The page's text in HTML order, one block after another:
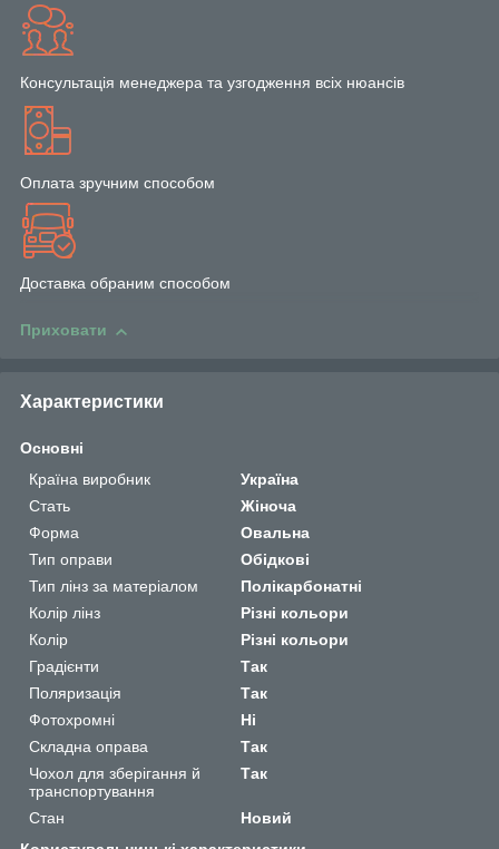
Консультація менеджера та узгодження всіх нюансів
Оплата зручним способом
Доставка обраним способом
Приховати
Характеристики
Основні
Країна виробник
Україна
Стать
Жіноча
Форма
Овальна
Тип оправи
Обідкові
Тип лінз за матеріалом
Полікарбонатні
Колір лінз
Різні кольори
Колір
Різні кольори
Градієнти
Так
Поляризація
Так
Фотохромні
Ні
Складна оправа
Так
Чохол для зберігання й
транспортування
Так
Стан
Новий